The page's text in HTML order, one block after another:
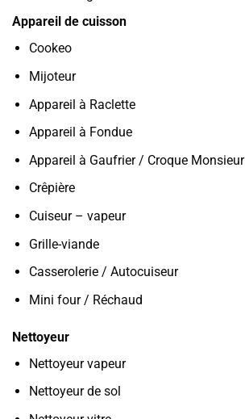
Appareil de cuisson
Cookeo
Mijoteur
Appareil à Raclette
Appareil à Fondue
Appareil à Gaufrier / Croque Monsieur
Crêpière
Cuiseur – vapeur
Grille-viande
Casserolerie / Autocuiseur
Mini four / Réchaud
Nettoyeur
Nettoyeur vapeur
Nettoyeur de sol